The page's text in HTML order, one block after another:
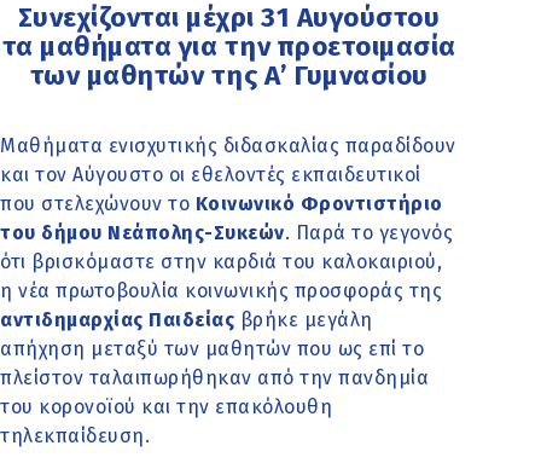
Συνεχίζονται μέχρι 31 Αυγούστου
τα μαθήματα για την προετοιμασία
των μαθητών της Α’ Γυμνασίου
Μαθήματα ενισχυτικής διδασκαλίας παραδίδουν
και τον Αύγουστο οι εθελοντές εκπαιδευτικοί
που στελεχώνουν το Κοινωνικό Φροντιστήριο
του δήμου Νεάπολης-Συκεών. Παρά το γεγονός
ότι βρισκόμαστε στην καρδιά του καλοκαιριού,
η νέα πρωτοβουλία κοινωνικής προσφοράς της
αντιδημαρχίας Παιδείας βρήκε μεγάλη
απήχηση μεταξύ των μαθητών που ως επί το
πλείστον ταλαιπωρήθηκαν από την πανδημία
του κορονοϊού και την επακόλουθη
τηλεκπαίδευση.